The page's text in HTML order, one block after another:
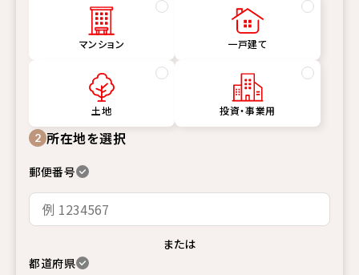
マンション 一戸建て
土地
投資・事業用
2 所在地を選択
郵便番号
または
都道府県